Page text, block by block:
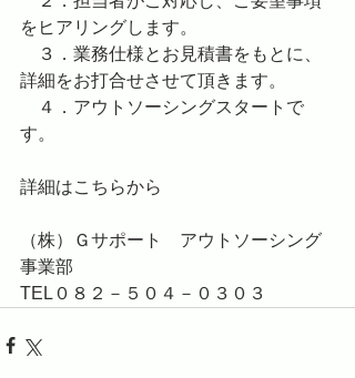
をヒアリングします。
３．業務仕様とお見積書をもとに、
詳細をお打合せさせて頂きます。
４．アウトソーシングスタートで
す。
詳細はこちらから
（株）Ｇサポート　アウトソーシング
事業部
TEL０８２－５０４－０３０３